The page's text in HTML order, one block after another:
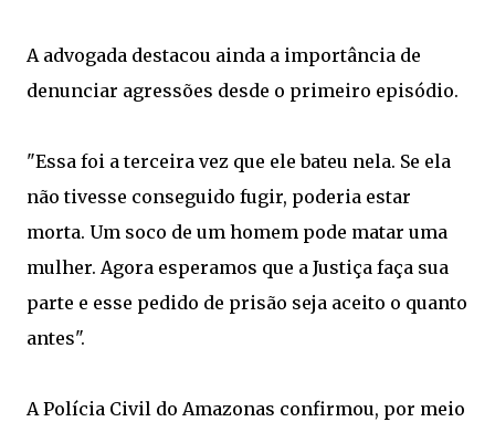
A advogada destacou ainda a importância de
denunciar agressões desde o primeiro episódio.
"Essa foi a terceira vez que ele bateu nela. Se ela
não tivesse conseguido fugir, poderia estar
morta. Um soco de um homem pode matar uma
mulher. Agora esperamos que a Justiça faça sua
parte e esse pedido de prisão seja aceito o quanto
antes".
A Polícia Civil do Amazonas confirmou, por meio